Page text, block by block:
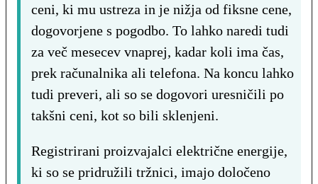
ceni, ki mu ustreza in je nižja od fiksne cene,
dogovorjene s pogodbo. To lahko naredi tudi
za več mesecev vnaprej, kadar koli ima čas,
prek računalnika ali telefona. Na koncu lahko
tudi preveri, ali so se dogovori uresničili po
takšni ceni, kot so bili sklenjeni.
Registrirani proizvajalci električne energije,
ki so se pridružili tržnici, imajo določeno